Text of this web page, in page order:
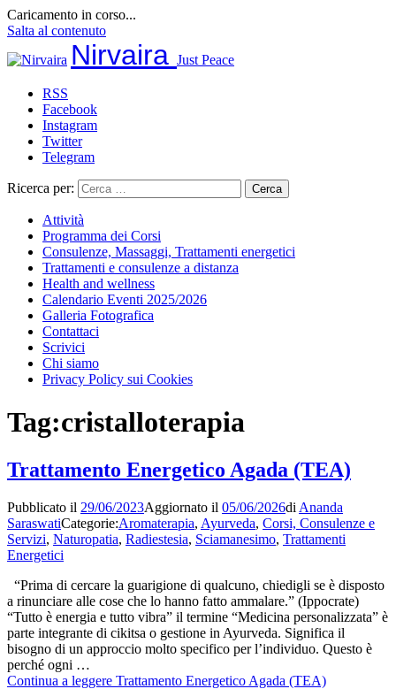
Caricamento in corso...
Salta al contenuto
Nirvaira Just Peace
RSS
Facebook
Instagram
Twitter
Telegram
Ricerca per:
Attività
Programma dei Corsi
Consulenze, Massaggi, Trattamenti energetici
Trattamenti e consulenze a distanza
Health and wellness
Calendario Eventi 2025/2026
Galleria Fotografica
Contattaci
Scrivici
Chi siamo
Privacy Policy sui Cookies
Tag:cristalloterapia
Trattamento Energetico Agada (TEA)
Pubblicato il 29/06/2023Aggiornato il 05/06/2026di Ananda
SaraswatiCategorie:Aromaterapia, Ayurveda, Corsi, Consulenze e
Servizi, Naturopatia, Radiestesia, Sciamanesimo, Trattamenti
Energetici
“Prima di cercare la guarigione di qualcuno, chiedigli se è disposto
a rinunciare alle cose che lo hanno fatto ammalare.” (Ippocrate)
“Tutto è energia e tutto vibra” il termine “Medicina personalizzata” è
parte integrante di cikitsa o gestione in Ayurveda. Significa il
bisogno di un approccio molto specifico per l’individuo. Questo è
perché ogni …
Continua a leggere Trattamento Energetico Agada (TEA)